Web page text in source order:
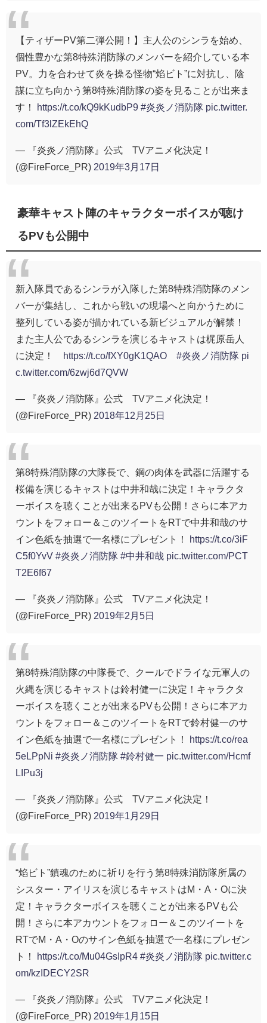
【ティザーPV第二弾公開！】主人公のシンラを始め、
個性豊かな第8特殊消防隊のメンバーを紹介している本
PV。力を合わせて炎を操る怪物“焰ビト”に対抗し、陰
謀に立ち向かう第8特殊消防隊の姿を見ることが出来ま
す！
https://t.co/kQ9kKudbP9 #炎炎ノ消防隊 pic.twitter.
com/Tf3lZEkEhQ
— 『炎炎ノ消防隊』公式 TVアニメ化決定！
(@FireForce_PR) 2019年3月17日
豪華キャスト陣のキャラクターボイスが聴け
るPVも公開中
新入隊員であるシンラが入隊した第8特殊消防隊のメン
バーが集結し、これから戦いの現場へと向かうために
整列している姿が描かれている新ビジュアルが解禁！
また主人公であるシンラを演じるキャストは梶原岳人
に決定！
https://t.co/fXY0gK1QAO #炎炎ノ消防隊 pi
c.twitter.com/6zwj6d7QVW
— 『炎炎ノ消防隊』公式 TVアニメ化決定！
(@FireForce_PR) 2018年12月25日
第8特殊消防隊の大隊長で、鋼の肉体を武器に活躍する
桜備を演じるキャストは中井和哉に決定！キャラクタ
ーボイスを聴くことが出来るPVも公開！さらに本アカ
ウントをフォロー＆このツイートをRTで中井和哉のサ
イン色紙を抽選で一名様にプレゼント！
https://t.co/3iF
C5f0YvV #炎炎ノ消防隊 #中井和哉 pic.twitter.com/PCT
T2E6f67
— 『炎炎ノ消防隊』公式 TVアニメ化決定！
(@FireForce_PR) 2019年2月5日
第8特殊消防隊の中隊長で、クールでドライな元軍人の
火縄を演じるキャストは鈴村健一に決定！キャラクタ
ーボイスを聴くことが出来るPVも公開！さらに本アカ
ウントをフォロー＆このツイートをRTで鈴村健一のサ
イン色紙を抽選で一名様にプレゼント！
https://t.co/rea
5eLPpNi #炎炎ノ消防隊 #鈴村健一 pic.twitter.com/Hcmf
LIPu3j
— 『炎炎ノ消防隊』公式 TVアニメ化決定！
(@FireForce_PR) 2019年1月29日
“焰ビト”鎮魂のために祈りを行う第8特殊消防隊所属の
シスター・アイリスを演じるキャストはM・A・Oに決
定！キャラクターボイスを聴くことが出来るPVも公
開！さらに本アカウントをフォロー＆このツイートを
RTでM・A・Oのサイン色紙を抽選で一名様にプレゼン
ト！
https://t.co/Mu04GsIpR4 #炎炎ノ消防隊 pic.twitter.c
om/kzIDECY2SR
— 『炎炎ノ消防隊』公式 TVアニメ化決定！
(@FireForce_PR) 2019年1月15日